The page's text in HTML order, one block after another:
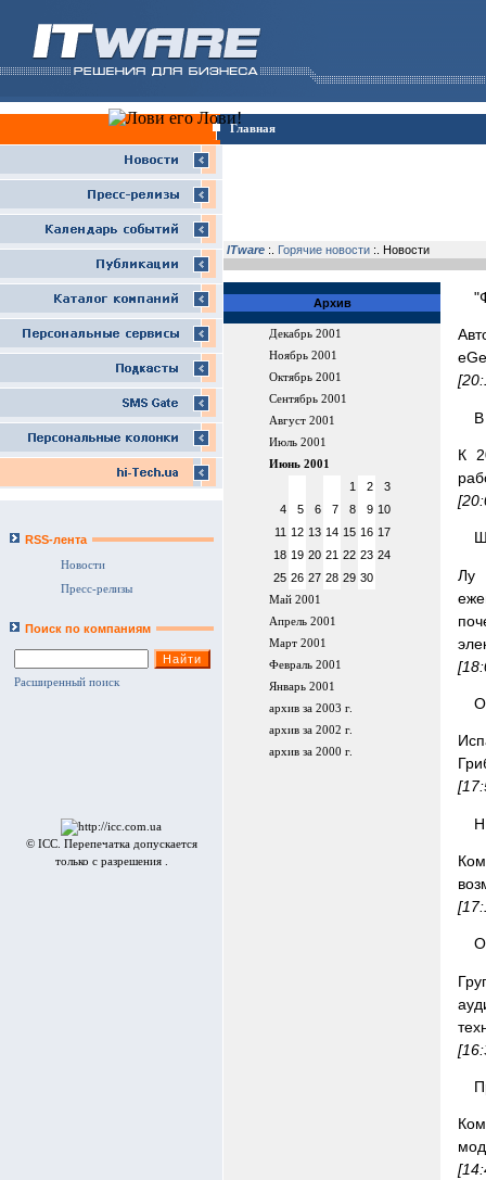
Главная
RSS-лента
Новости
Пресс-релизы
Поиск по компаниям
Расширенный поиск
© ICC. Перепечатка допускается
только с разрешения .
ITware :. Горячие новости :. Новости
Архив
Декабрь 2001
Ноябрь 2001
Октябрь 2001
Сентябрь 2001
Август 2001
Июль 2001
Июнь 2001
1 2
3
4
5 6 7 8 9 10
11 12 13 14 15 16 17
18 19 20 21 22 23 24
25 26 27 28 29 30
Май 2001
Апрель 2001
Март 2001
Февраль 2001
Январь 2001
архив за 2003 г.
архив за 2002 г.
архив за 2000 г.
К
Лу